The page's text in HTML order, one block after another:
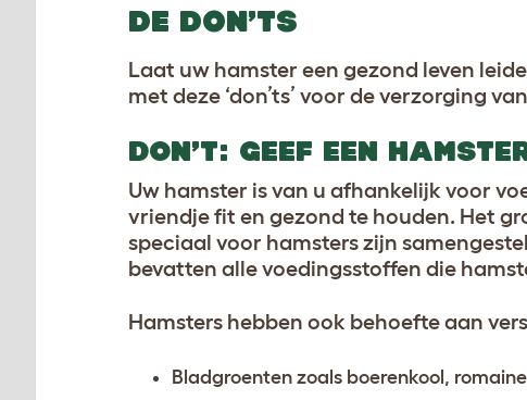
DE DON’TS
Laat uw hamster een gezond leven
met deze ‘don’ts’ voor de verzorging
DON’T: GEEF EEN
Uw hamster is van u afhankelijk voor
vriendje fit en gezond te houden. Het
speciaal voor hamsters zijn
bevatten alle voedingsstoffen die
Hamsters hebben ook behoefte aan
Bladgroenten zoals boerenkool,